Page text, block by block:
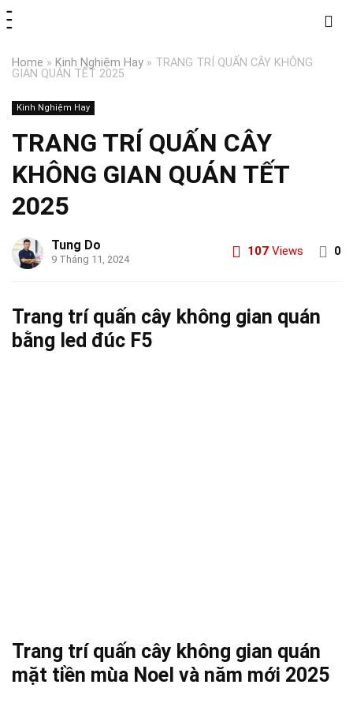
Home » Kinh Nghiệm Hay » TRANG TRÍ QUẤN CÂY KHÔNG
GIAN QUÁN TẾT 2025
Kinh Nghiệm Hay
TRANG TRÍ QUẤN CÂY
KHÔNG GIAN QUÁN TẾT
2025
Tung Do
9 Tháng 11, 2024
107 Views 0
Trang trí quấn cây không gian quán
bằng led đúc F5
Trang trí quấn cây không gian quán
mặt tiền mùa Noel và năm mới 2025